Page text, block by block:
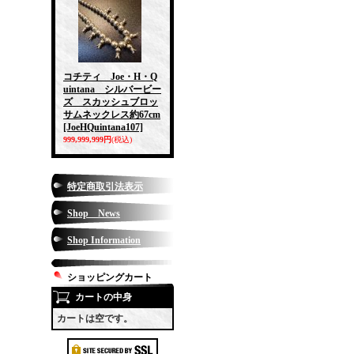
コチティ Joe・H・Q
uintana シルバービー
ズ スカッシュブロッ
サムネックレス約67cm
[JoeHQuintana107]
999,999,999円(税込)
特定商取引法表示
Shop News
Shop Information
ショッピングカート
カートの中身
カートは空です。